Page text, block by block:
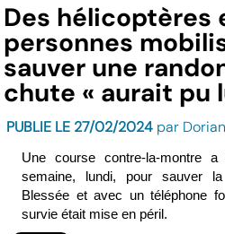
Des hélicoptères
personnes
sauver une
chute « aurait pu
PUBLIE LE 27/02/2024 par
Une course contre-la-montre a
semaine, lundi, pour sauver la
Blessée et avec un téléphone
survie était mise en péril.